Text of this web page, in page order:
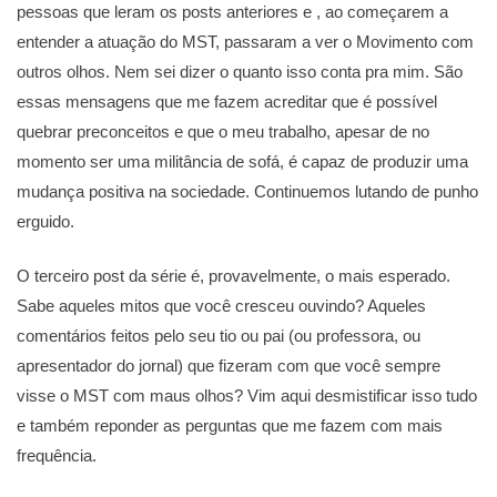
pessoas que leram os posts anteriores e , ao começarem a
entender a atuação do MST, passaram a ver o Movimento com
outros olhos. Nem sei dizer o quanto isso conta pra mim. São
essas mensagens que me fazem acreditar que é possível
quebrar preconceitos e que o meu trabalho, apesar de no
momento ser uma militância de sofá, é capaz de produzir uma
mudança positiva na sociedade. Continuemos lutando de punho
erguido.
O terceiro post da série é, provavelmente, o mais esperado.
Sabe aqueles mitos que você cresceu ouvindo? Aqueles
comentários feitos pelo seu tio ou pai (ou professora, ou
apresentador do jornal) que fizeram com que você sempre
visse o MST com maus olhos? Vim aqui desmistificar isso tudo
e também reponder as perguntas que me fazem com mais
frequência.